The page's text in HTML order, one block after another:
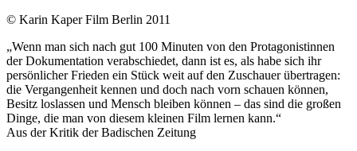
© Karin Kaper Film Berlin 2011
„Wenn man sich nach gut 100 Minuten von den Protagonistinnen
der Dokumentation verabschiedet, dann ist es, als habe sich ihr
persönlicher Frieden ein Stück weit auf den Zuschauer übertragen:
die Vergangenheit kennen und doch nach vorn schauen können,
Besitz loslassen und Mensch bleiben können – das sind die großen
Dinge, die man von diesem kleinen Film lernen kann.“
Aus der Kritik der Badischen Zeitung